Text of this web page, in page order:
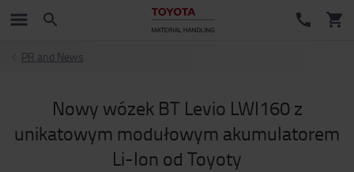
PR and News
Nowy wózek BT Levio LWI160 z
unikatowym modułowym akumulatorem
Li-Ion od Toyoty